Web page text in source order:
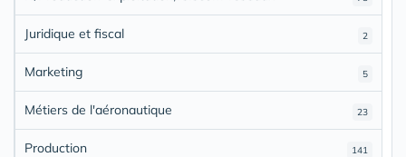
2
Juridique et fiscal
5
Marketing
23
Métiers de l'aéronautique
141
Production